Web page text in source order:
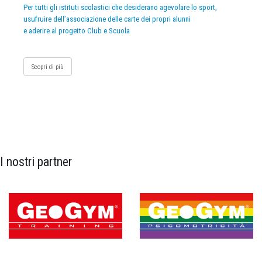
Per tutti gli istituti scolastici che desiderano agevolare lo sport,
usufruire dell’associazione delle carte dei propri alunni
e aderire al progetto Club e Scuola
Scopri di più
I nostri partner